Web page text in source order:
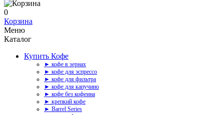
0
Корзина
Меню
Каталог
Купить Кофе
► кофе в зернах
► кофе для эспрессо
► кофе для фильтра
► кофе для капучино
► кофе без кофеина
► крепкий кофе
► Barrel Series